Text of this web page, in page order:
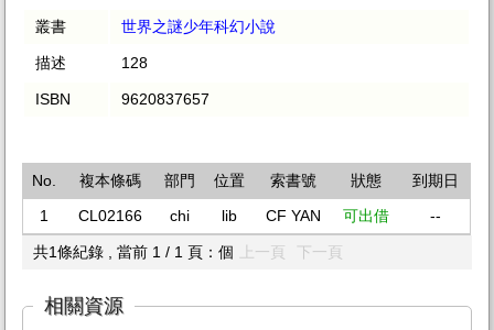
叢書 世界之謎少年科幻小說
描述 128
ISBN 9620837657
No. 複本條碼 部門 位置 索書號 狀態
到期日
1
CL02166 chi lib CF YAN 可出借 --
共1條紀錄 , 當前 1 / 1 頁：個 上一頁 下一頁
相關資源